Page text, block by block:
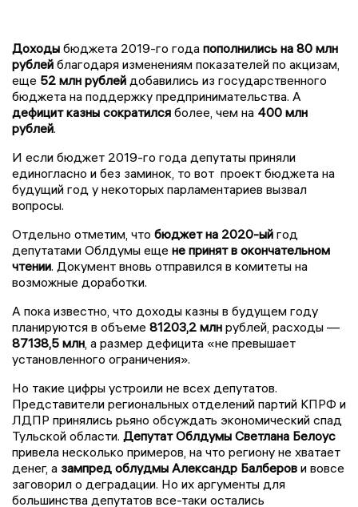
Доходы бюджета 2019-го года пополнились на 80 млн
рублей благодаря изменениям показателей по акцизам,
еще 52 млн рублей добавились из государственного
бюджета на поддержку предпринимательства. А
дефицит казны сократился более, чем на 400 млн
рублей.
И если бюджет 2019-го года депутаты приняли
единогласно и без заминок, то вот проект бюджета на
будущий год у некоторых парламентариев вызвал
вопросы.
Отдельно отметим, что бюджет на 2020-ый год
депутатами Облдумы еще не принят в окончательном
чтении. Документ вновь отправился в комитеты на
возможные доработки.
А пока известно, что доходы казны в будущем году
планируются в объеме 81203,2 млн рублей, расходы —
87138,5 млн, а размер дефицита «не превышает
установленного ограничения».
Но такие цифры устроили не всех депутатов.
Представители региональных отделений партий КПРФ и
ЛДПР принялись рьяно обсуждать экономический спад
Тульской области. Депутат Облдумы Светлана Белоус
привела несколько примеров, на что региону не хватает
денег, а зампред облудмы Александр Балберов и вовсе
заговорил о деградации. Но их аргументы для
большинства депутатов все-таки остались